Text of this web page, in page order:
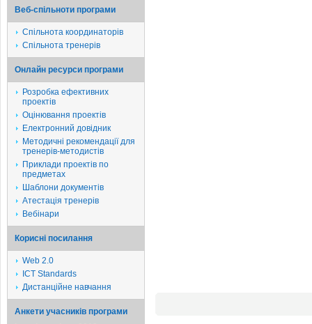
Веб-спільноти програми
Спільнота координаторів
Спільнота тренерів
Онлайн ресурси програми
Розробка ефективних
проектів
Оцінювання проектів
Електронний довідник
Методичні рекомендації для
тренерів-методистів
Приклади проектів по
предметах
Шаблони документів
Атестація тренерів
Вебінари
Корисні посилання
Web 2.0
ICT Standards
Дистанційне навчання
Анкети учасників програми